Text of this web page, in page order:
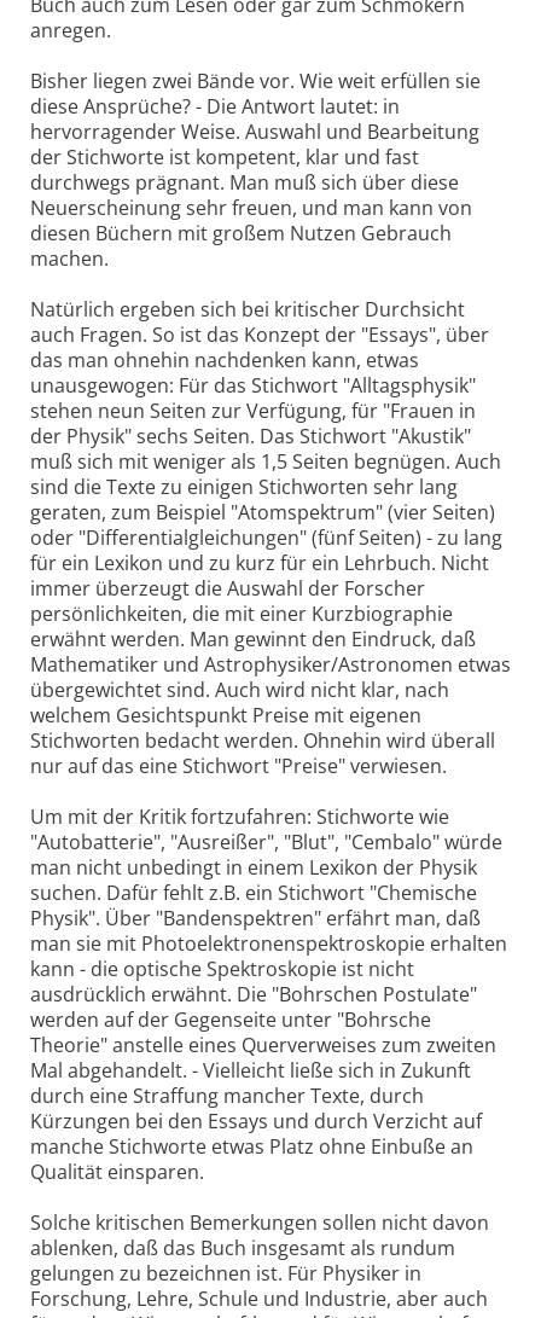
anregen.
Bisher liegen zwei Bände vor. Wie weit erfüllen sie
diese Ansprüche? - Die Antwort lautet: in
hervorragender Weise. Auswahl und Bearbeitung
der Stichworte ist kompetent, klar und fast
durchwegs prägnant. Man muß sich über diese
Neuerscheinung sehr freuen, und man kann von
diesen Büchern mit großem Nutzen Gebrauch
machen.
Natürlich ergeben sich bei kritischer Durchsicht
auch Fragen. So ist das Konzept der "Essays", über
das man ohnehin nachdenken kann, etwas
unausgewogen: Für das Stichwort "Alltagsphysik"
stehen neun Seiten zur Verfügung, für "Frauen in
der Physik" sechs Seiten. Das Stichwort "Akustik"
muß sich mit weniger als 1,5 Seiten begnügen. Auch
sind die Texte zu einigen Stichworten sehr lang
geraten, zum Beispiel "Atomspektrum" (vier Seiten)
oder "Differentialgleichungen" (fünf Seiten) - zu lang
für ein Lexikon und zu kurz für ein Lehrbuch. Nicht
immer überzeugt die Auswahl der Forscher
persönlichkeiten, die mit einer Kurzbiographie
erwähnt werden. Man gewinnt den Eindruck, daß
Mathematiker und Astrophysiker/Astronomen etwas
übergewichtet sind. Auch wird nicht klar, nach
welchem Gesichtspunkt Preise mit eigenen
Stichworten bedacht werden. Ohnehin wird überall
nur auf das eine Stichwort "Preise" verwiesen.
Um mit der Kritik fortzufahren: Stichworte wie
"Autobatterie", "Ausreißer", "Blut", "Cembalo" würde
man nicht unbedingt in einem Lexikon der Physik
suchen. Dafür fehlt z.B. ein Stichwort "Chemische
Physik". Über "Bandenspektren" erfährt man, daß
man sie mit Photoelektronenspektroskopie erhalten
kann - die optische Spektroskopie ist nicht
ausdrücklich erwähnt. Die "Bohrschen Postulate"
werden auf der Gegenseite unter "Bohrsche
Theorie" anstelle eines Querverweises zum zweiten
Mal abgehandelt. - Vielleicht ließe sich in Zukunft
durch eine Straffung mancher Texte, durch
Kürzungen bei den Essays und durch Verzicht auf
manche Stichworte etwas Platz ohne Einbuße an
Qualität einsparen.
Solche kritischen Bemerkungen sollen nicht davon
ablenken, daß das Buch insgesamt als rundum
gelungen zu bezeichnen ist. Für Physiker in
Forschung, Lehre, Schule und Industrie, aber auch